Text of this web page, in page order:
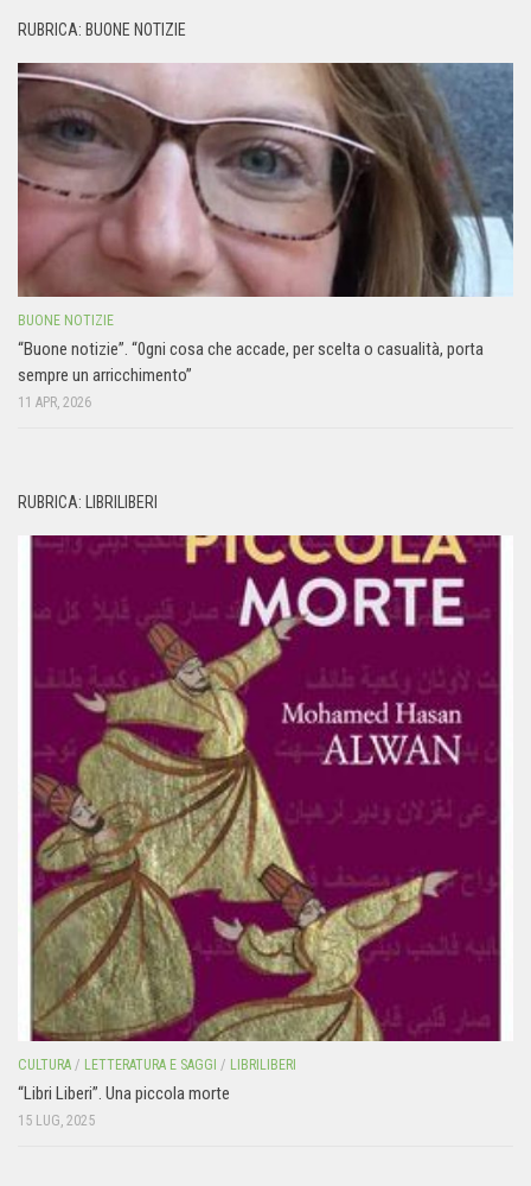
RUBRICA: BUONE NOTIZIE
BUONE NOTIZIE
“Buone notizie”. “0gni cosa che accade, per scelta o casualità, porta
sempre un arricchimento”
11 APR, 2026
RUBRICA: LIBRILIBERI
CULTURA / LETTERATURA E SAGGI / LIBRILIBERI
“Libri Liberi”. Una piccola morte
15 LUG, 2025